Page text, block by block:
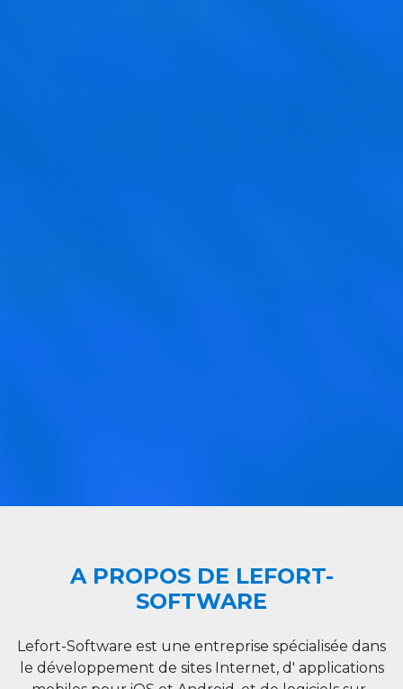
A PROPOS DE LEFORT-
SOFTWARE
Lefort-Software est une entreprise spécialisée dans
le développement de sites Internet, d' applications